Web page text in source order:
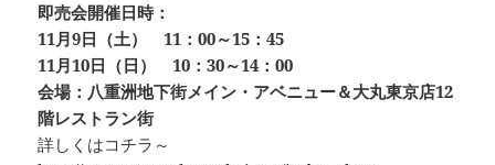
即売会開催日時：
11月9日（土） 11：00～15：45
11月10日（日） 10：30～14：00
会場：八重洲地下街メイン・アベニュー＆大丸東京店12
階レストラン街
詳しくはコチラ～